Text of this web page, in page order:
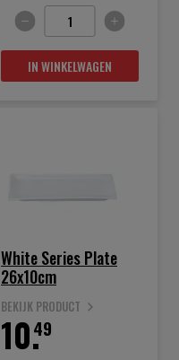
IN WINKELWAGEN
White Series Plate
26x10cm
BEKIJK PRODUCT
49
10.